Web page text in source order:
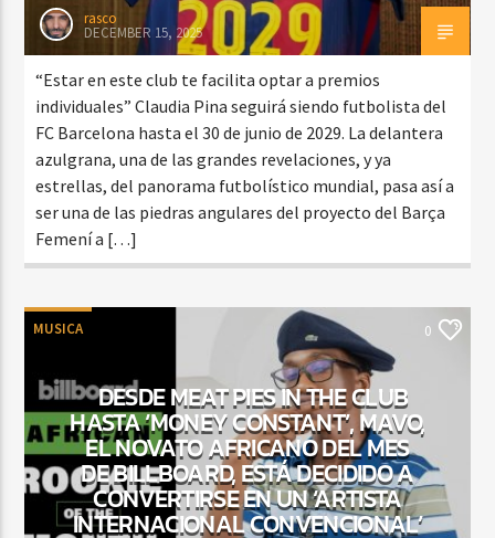
rasco
DECEMBER 15, 2025
“Estar en este club te facilita optar a premios
individuales” Claudia Pina seguirá siendo futbolista del
FC Barcelona hasta el 30 de junio de 2029. La delantera
azulgrana, una de las grandes revelaciones, y ya
estrellas, del panorama futbolístico mundial, pasa así a
ser una de las piedras angulares del proyecto del Barça
Femení a […]
MUSICA 0
DESDE MEAT PIES IN THE CLUB
HASTA ‘MONEY CONSTANT’, MAVO,
EL NOVATO AFRICANO DEL MES
DE BILLBOARD, ESTÁ DECIDIDO A
CONVERTIRSE EN UN ‘ARTISTA
INTERNACIONAL CONVENCIONAL’